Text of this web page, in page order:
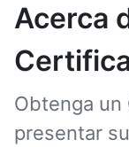
Acerca
Obtenga un
presentar